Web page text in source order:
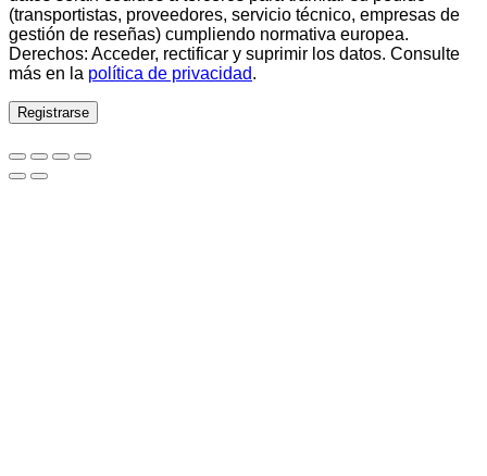
(transportistas, proveedores, servicio técnico, empresas de
gestión de reseñas) cumpliendo normativa europea.
Derechos: Acceder, rectificar y suprimir los datos. Consulte
más en la política de privacidad.
Registrarse